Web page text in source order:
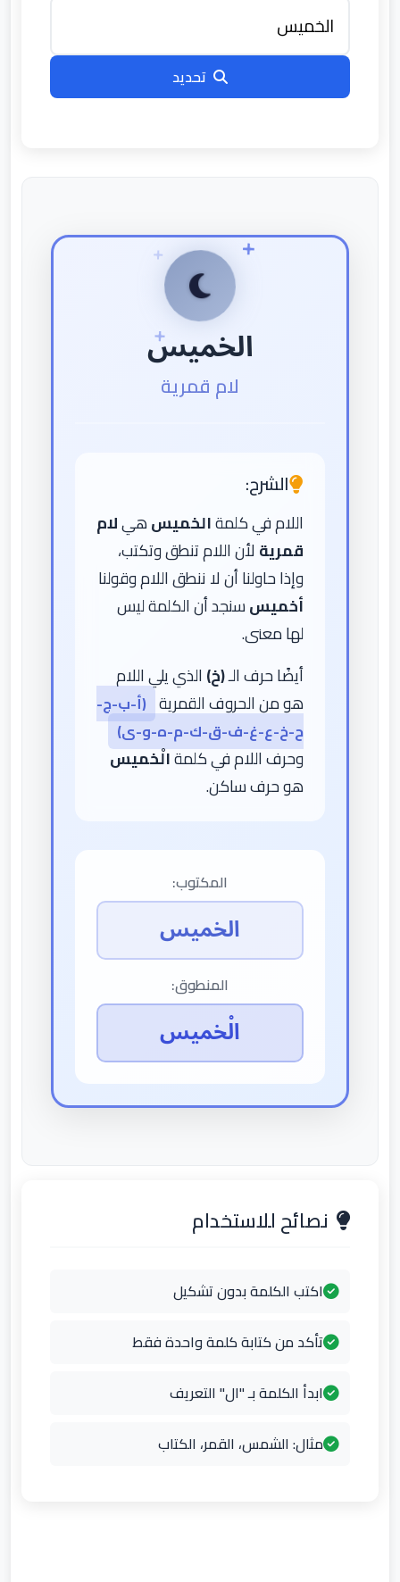
تحديد
الخميس
لام قمرية
الشرح:
اللام في كلمةالخميسهيلام
قمريةلأن اللام تنطق وتكتب،
وإذا حاولنا أن لا ننطق اللام وقولنا
أخميسسنجد أن الكلمة ليس
لها معنى.
أيضًا حرف الـ(خ)الذي يلي اللام
هو من الحروف القمرية (أ-ب-ج-
ح-خ-ع-غ-ف-ق-ك-م-ه-و-ى)
وحرف اللام في كلمةالْخميس
هو حرف ساكن.
المكتوب:
الخميس
المنطوق:
الْخميس
نصائح للاستخدام
اكتب الكلمة بدون تشكيل
تأكد من كتابة كلمة واحدة فقط
ابدأ الكلمة بـ "ال" التعريف
مثال: الشمس، القمر، الكتاب